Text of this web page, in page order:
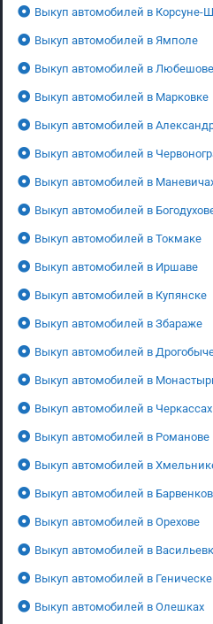
Выкуп автомобилей в Корсуне-
Выкуп автомобилей в Ямполе
Выкуп автомобилей в Любешове
Выкуп автомобилей в Марковке
Выкуп автомобилей в
Выкуп автомобилей в
Выкуп автомобилей в
Выкуп автомобилей в
Выкуп автомобилей в Токмаке
Выкуп автомобилей в Иршаве
Выкуп автомобилей в Купянске
Выкуп автомобилей в Збараже
Выкуп автомобилей в
Выкуп автомобилей в
Выкуп автомобилей в Черкассах
Выкуп автомобилей в Романове
Выкуп автомобилей в
Выкуп автомобилей в
Выкуп автомобилей в Орехове
Выкуп автомобилей в
Выкуп автомобилей в Геническе
Выкуп автомобилей в Олешках